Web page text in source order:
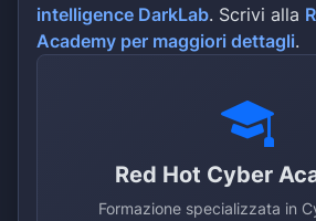
intelligence DarkLab. Scrivi alla
Academy per maggiori dettagli.
Red Hot Cyber
Formazione specializzata in